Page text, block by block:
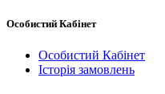
Особистий Кабінет
Особистий Кабінет
Історія замовлень